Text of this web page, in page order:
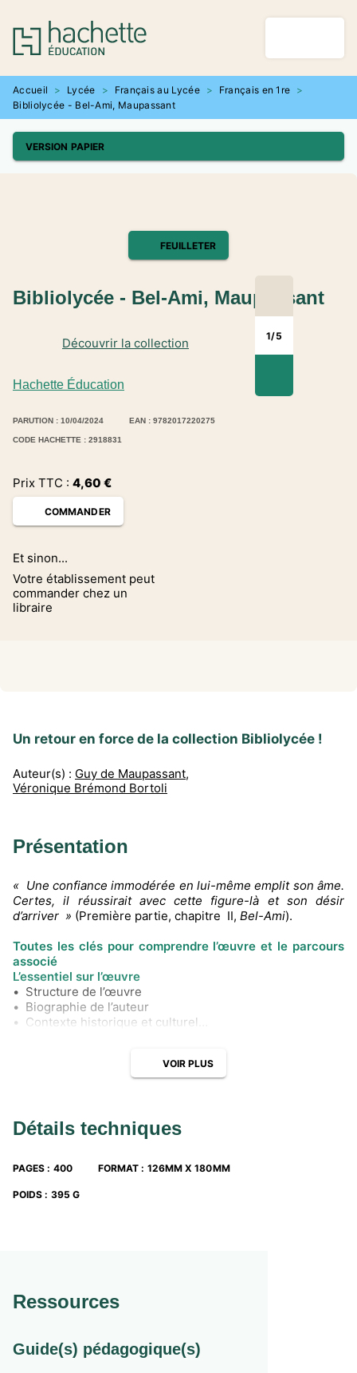
MENU RECHERCHE
PIED DE PAGE
Accueil > Lycée > Français au Lycée > Français en 1re >
Bibliolycée - Bel-Ami, Maupassant
VERSION PAPIER
1/5
FEUILLETER
Hachette Éducation
Découvrir la collection
Bibliolycée - Bel-Ami, Maupassant
PARUTION : 10/04/2024 EAN : 9782017220275
CODE HACHETTE : 2918831
Prix TTC : 4,60 €
COMMANDER
Et sinon...
Votre établissement peut
commander chez un
libraire
Un retour en force de la collection Bibliolycée !
Auteur(s) : Guy de Maupassant,
Véronique Brémond Bortoli
Présentation
« Une confiance immodérée en lui-même emplit son âme.
Certes, il réussirait avec cette figure-là et son désir
d’arriver » (Première partie, chapitre II, Bel-Ami).
Toutes les clés pour comprendre l’œuvre et le parcours
associé
L’essentiel sur l’œuvre
• Structure de l’œuvre
• Biographie de l’auteur
• Contexte historique et culturel
Roman de mœurs et ambition
• Groupement de textes
• Commentaires de texte corrigés
• Dissertations corrigées
VOIR PLUS
Détails techniques
PAGES : 400 FORMAT : 126MM X 180MM
POIDS : 395 G
Ressources
Guide(s) pédagogique(s)